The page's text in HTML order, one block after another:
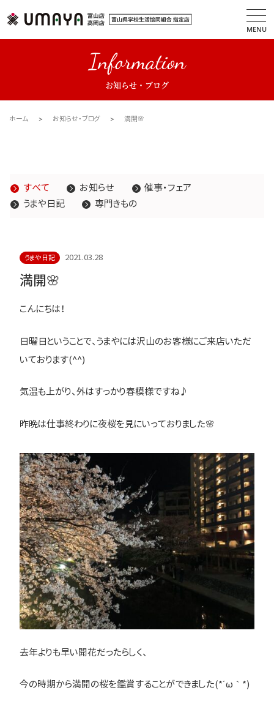
MENU
Information
お知らせ・ブログ
ホーム お知らせ・ブログ 満開🌸
すべて お知らせ
催事・フェア
うまや日記
専門きもの
うまや日記 2021.03.28
満開🌸
こんにちは！
日曜日ということで、うまやには沢山のお客様にご来店いただ
いております(^^)
気温も上がり、外はすっかり春模様ですね♪
昨晩は仕事終わりに夜桜を見にいっておりました🌸
去年よりも早い開花だったらしく、
今の時期から満開の桜を鑑賞することができました(*´ω｀*)